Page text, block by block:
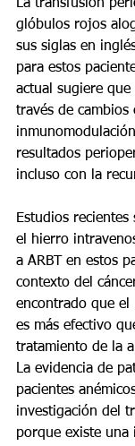
La transfusión
glóbulos rojos
sus siglas en
para estos
actual sugiere que
través de cambios
resultados
incluso con la
Estudios
el hierro
a ARBT en estos
contexto del
encontrado que
es más efectivo
tratamiento de la
La evidencia de
pacientes
investigación del
porque existe una